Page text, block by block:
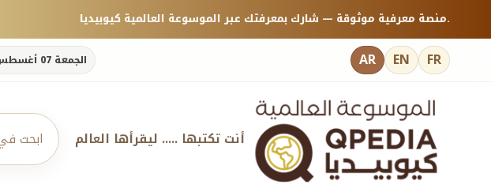
منصة معرفية موثوقة — شارك بمعرفتك عبر الموسوعة العالمية كيوبيديا.
الجمعة 07 أغسطس 2026 AR EN FR
أنت تكتبها ..... ليقرأها العالم